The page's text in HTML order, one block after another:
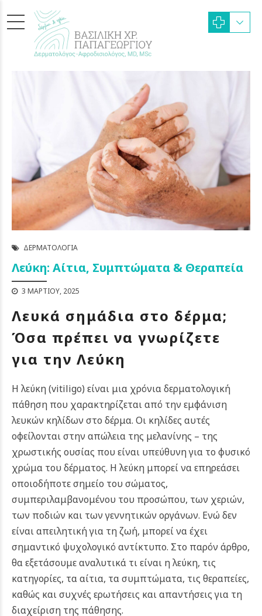
ΔΕΡΜΑΤΟΛΟΓΊΑ
Λεύκη: Αίτια, Συμπτώματα & Θεραπεία
3 ΜΑΡΤΊΟΥ, 2025
Λευκά σημάδια στο δέρμα;
Όσα πρέπει να γνωρίζετε
για την Λεύκη
Η λεύκη (vitiligo) είναι μια χρόνια δερματολογική
πάθηση που χαρακτηρίζεται από την εμφάνιση
λευκών κηλίδων στο δέρμα. Οι κηλίδες αυτές
οφείλονται στην απώλεια της μελανίνης – της
χρωστικής ουσίας που είναι υπεύθυνη για το φυσικό
χρώμα του δέρματος. Η λεύκη μπορεί να επηρεάσει
οποιοδήποτε σημείο του σώματος,
συμπεριλαμβανομένου του προσώπου, των χεριών,
των ποδιών και των γεννητικών οργάνων. Ενώ δεν
είναι απειλητική για τη ζωή, μπορεί να έχει
σημαντικό ψυχολογικό αντίκτυπο. Στο παρόν άρθρο,
θα εξετάσουμε αναλυτικά τι είναι η λεύκη, τις
κατηγορίες, τα αίτια, τα συμπτώματα, τις θεραπείες,
καθώς και συχνές ερωτήσεις και απαντήσεις για τη
διαχείριση της πάθησης.